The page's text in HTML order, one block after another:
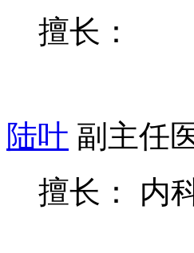
擅长：
陆叶 副主任
擅长： 内